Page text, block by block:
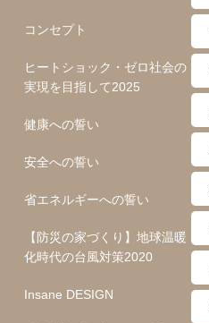
コンセプト
ヒートショック・ゼロ社会の
実現を目指して2025
健康への誓い
安全への誓い
省エネルギーへの誓い
【防災の家づくり】地球温暖
化時代の台風対策2020
Insane DESIGN